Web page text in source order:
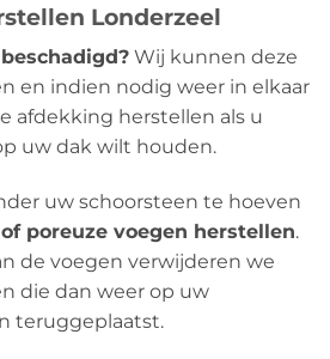
Londerzeel
Wij kunnen deze
en indien nodig weer in elkaar
afdekking herstellen als u
uw dak wilt houden.
uw schoorsteen te hoeven
poreuze voegen herstellen.
de voegen verwijderen we
die dan weer op uw
teruggeplaatst.